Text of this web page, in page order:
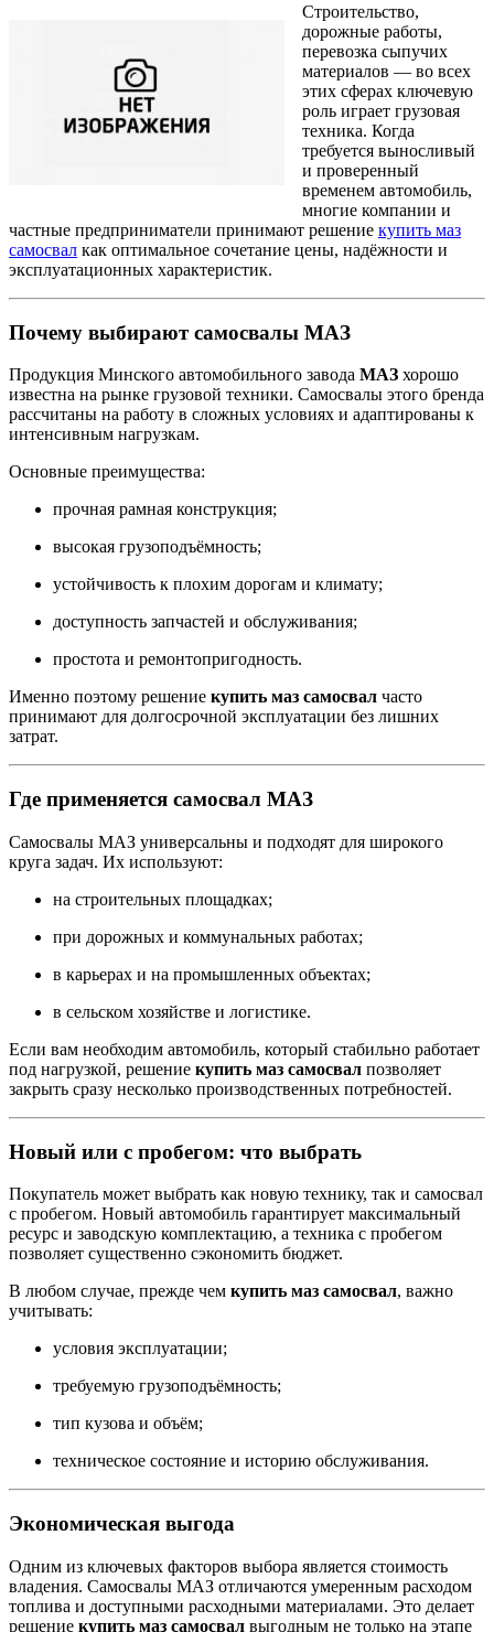
Строительство,
дорожные работы,
перевозка сыпучих
материалов — во всех
этих сферах ключевую
роль играет грузовая
техника. Когда
требуется выносливый
и проверенный
временем автомобиль,
многие компании и
частные предприниматели принимают решение купить маз
самосвал как оптимальное сочетание цены, надёжности и
эксплуатационных характеристик.
Почему выбирают самосвалы МАЗ
Продукция Минского автомобильного завода МАЗ хорошо
известна на рынке грузовой техники. Самосвалы этого бренда
рассчитаны на работу в сложных условиях и адаптированы к
интенсивным нагрузкам.
Основные преимущества:
прочная рамная конструкция;
высокая грузоподъёмность;
устойчивость к плохим дорогам и климату;
доступность запчастей и обслуживания;
простота и ремонтопригодность.
Именно поэтому решение купить маз самосвал часто
принимают для долгосрочной эксплуатации без лишних
затрат.
Где применяется самосвал МАЗ
Самосвалы МАЗ универсальны и подходят для широкого
круга задач. Их используют:
на строительных площадках;
при дорожных и коммунальных работах;
в карьерах и на промышленных объектах;
в сельском хозяйстве и логистике.
Если вам необходим автомобиль, который стабильно работает
под нагрузкой, решение купить маз самосвал позволяет
закрыть сразу несколько производственных потребностей.
Новый или с пробегом: что выбрать
Покупатель может выбрать как новую технику, так и самосвал
с пробегом. Новый автомобиль гарантирует максимальный
ресурс и заводскую комплектацию, а техника с пробегом
позволяет существенно сэкономить бюджет.
В любом случае, прежде чем купить маз самосвал, важно
учитывать:
условия эксплуатации;
требуемую грузоподъёмность;
тип кузова и объём;
техническое состояние и историю обслуживания.
Экономическая выгода
Одним из ключевых факторов выбора является стоимость
владения. Самосвалы МАЗ отличаются умеренным расходом
топлива и доступными расходными материалами. Это делает
решение купить маз самосвал выгодным не только на этапе